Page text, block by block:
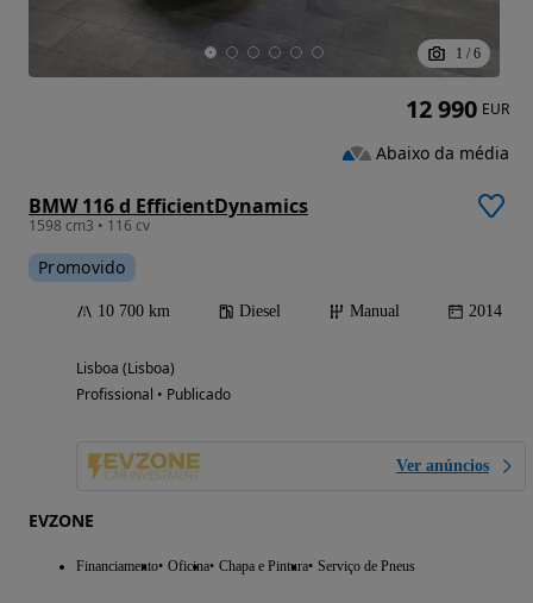
1 / 6
BMW 116 d EfficientDynamics
1598 cm3 • 116 cv
Promovido
10 700 km Diesel Manual 2014
Lisboa (Lisboa)
Profissional • Publicado
Ver anúncios
EVZONE
Financiamento Oficina Chapa e Pintura Serviço de Pneus
12 990 EUR
Abaixo da média